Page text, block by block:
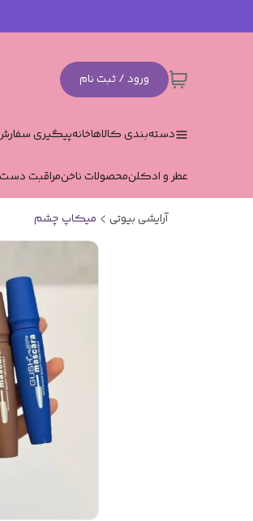
ورود / ثبت نام
دسته‌بندی کالاهاخانهپیگیری
عطر و ادکلنمحصولات ناخنمراقبت دست
آرایشی بیوتی میکاپ چشم